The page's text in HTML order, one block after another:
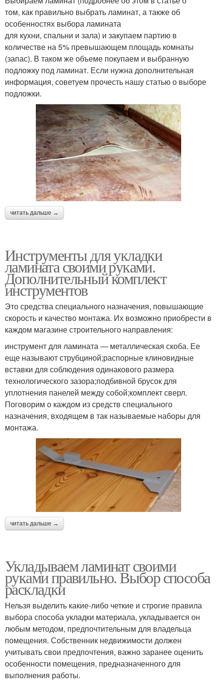
том, как правильно выбрать ламинат, а также об
особенностях выбора ламината
для кухни, спальни и зала) и закупаем партию в
количестве на 5% превышающем площадь комнаты
(запас). В таком же объеме покупаем и выбранную
подложку под ламинат. Если нужна дополнительная
информация, советуем прочесть нашу статью о выборе
подложки.
читать дальше →
Инструменты для укладки
ламината своими руками.
Дополнительный комплект
инструментов
Это средства специального назначения, повышающие
скорость и качество монтажа. Их возможно приобрести в
каждом магазине строительного направления:
инструмент для ламината — металлическая скоба. Ее
еще называют струбциной;распорные клиновидные
вставки для соблюдения одинакового размера
технологического зазора;подбивной брусок для
уплотнения панелей между собой;комплект сверл.
Поговорим о каждом из средств специального
назначения, входящем в так называемые наборы для
монтажа.
читать дальше →
Укладываем ламинат своими
руками правильно. Выбор способа
раскладки
Нельзя выделить какие-либо четкие и строгие правила
выбора способа укладки материала, укладывается он
любым методом, предпочтительным для владельца
помещения. Собственник недвижимости должен
учитывать свои предпочтения, важно заранее оценить
особенности помещения, предназначенного для
выполнения работы.